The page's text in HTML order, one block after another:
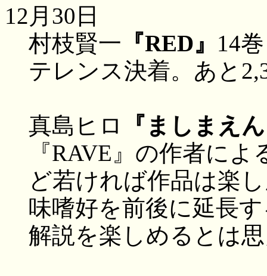
12月30日
村枝賢一 『RED』 14
テレンス決着。あと
真島ヒロ
『ましまえ
『RAVE』の作者に
ど若ければ作品は楽
味嗜好を前後に延長
解説を楽しめるとは